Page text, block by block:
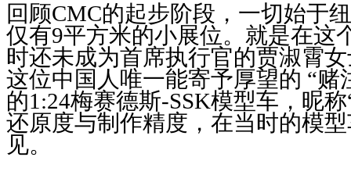
回顾CMC的起步阶段，一切始于
仅有9平方米的小展位。就是在这
时还未成为首席执行官的贾淑霄
这位中国人唯一能寄予厚望的 “赌
的1:24梅赛德斯-SSK模型车，昵
还原度与制作精度，在当时的模
见。